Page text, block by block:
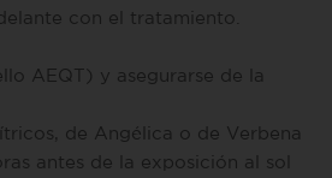
con el tratamiento.
AEQT) y asegurarse de la
de Angélica o de Verbena
antes de la exposición al sol